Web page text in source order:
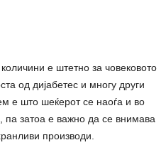
е штетно за човековото
од дијабетес и многу други
е што шеќерот се наоѓа и во
па затоа е важно да се внимава
производи.